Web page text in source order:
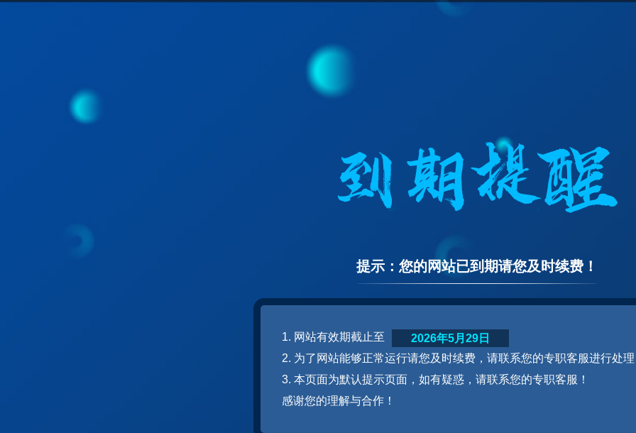
提示：您的网站已到期请您及时续费！
1. 网站有效期截止至
2. 为了网站能够正常运行请您及时续费，请联系您的专职客服进行处
3. 本页面为默认提示页面，如有疑惑，请联系您的专职客服！
感谢您的理解与合作！
2026年5月29日